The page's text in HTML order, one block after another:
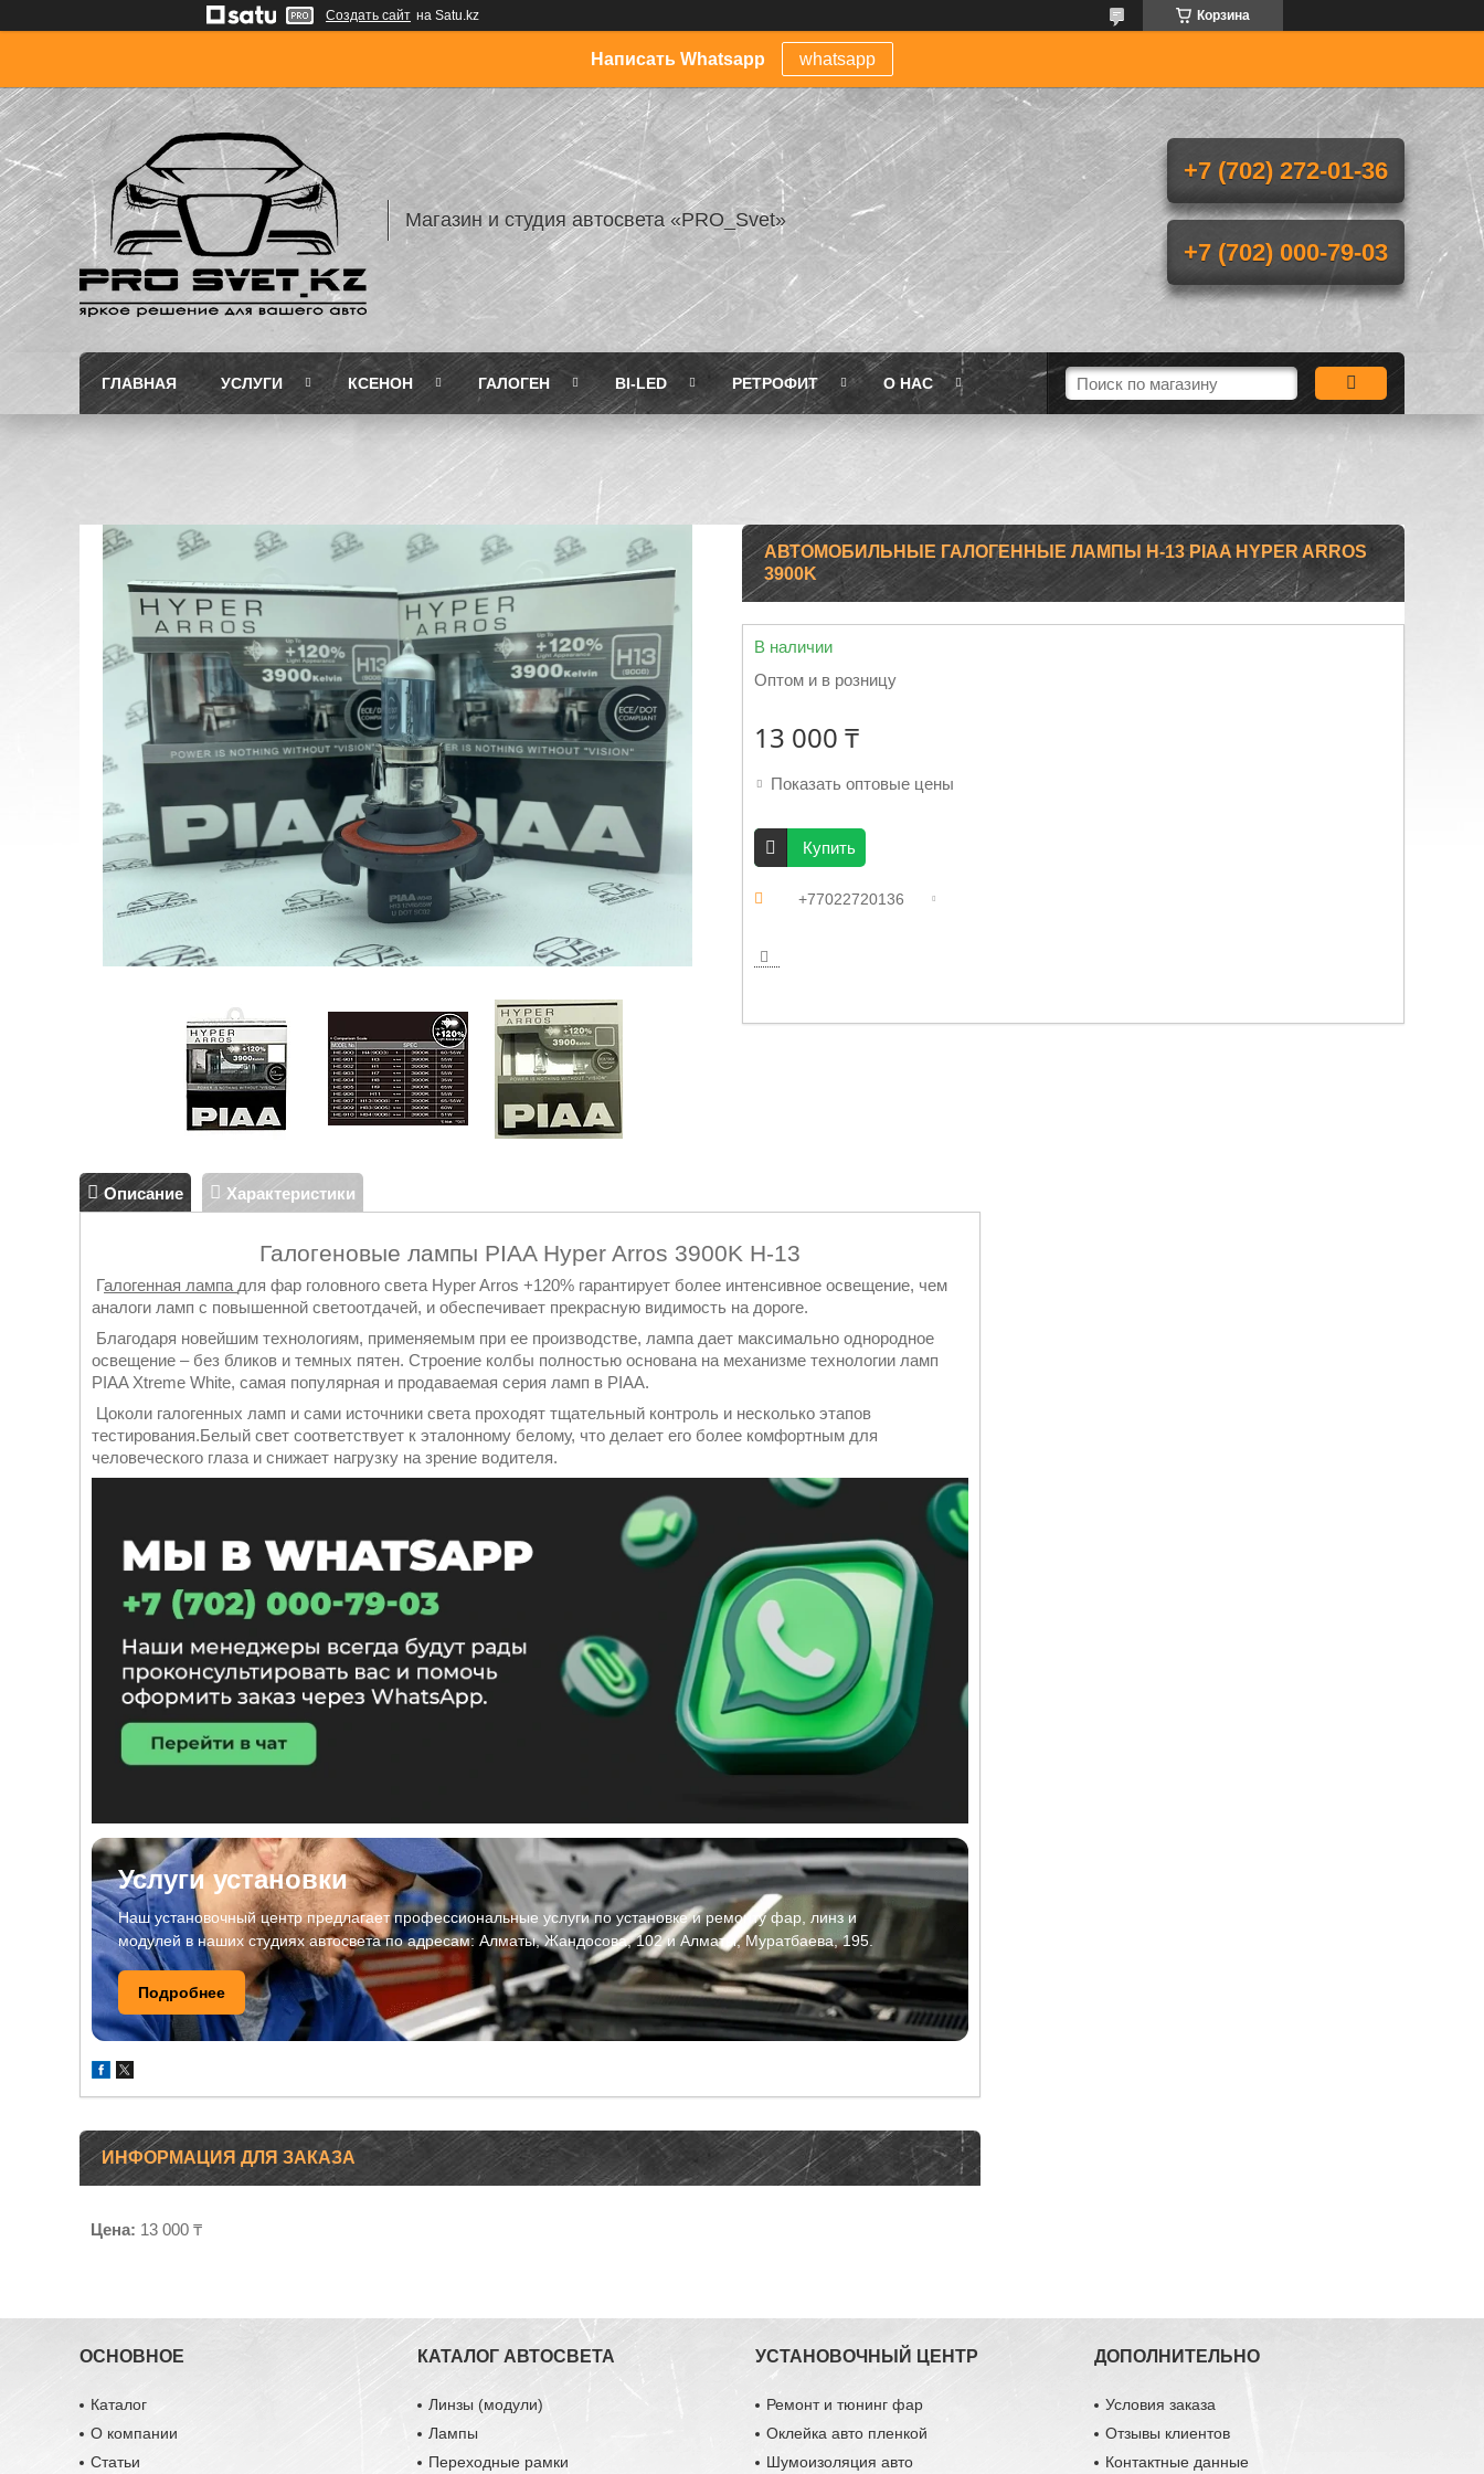
Создать сайт на Satu.kz Корзина
Написать Whatsapp whatsapp
Магазин и студия автосвета «PRO_Svet»
+7 (702) 272-01-36
+7 (702) 000-79-03
ГЛАВНАЯ УСЛУГИ КСЕНОН ГАЛОГЕН BI-LED РЕТРОФИТ О НАС
АВТОМОБИЛЬНЫЕ ГАЛОГЕННЫЕ ЛАМПЫ H-13 PIAA HYPER ARROS
3900K
В наличии
Оптом и в розницу
13 000 ₸
Показать оптовые цены
Купить
+77022720136
Описание Характеристики
Галогеновые лампы PIAA Hyper Arros 3900K Н-13
Галогенная лампа для фар головного света Hyper Arros +120% гарантирует более интенсивное освещение, чем
аналоги ламп с повышенной светоотдачей, и обеспечивает прекрасную видимость на дороге.
Благодаря новейшим технологиям, применяемым при ее производстве, лампа дает максимально однородное
освещение – без бликов и темных пятен. Строение колбы полностью основана на механизме технологии ламп
PIAA Xtreme White, самая популярная и продаваемая серия ламп в PIAA.
Цоколи галогенных ламп и сами источники света проходят тщательный контроль и несколько этапов
тестирования.Белый свет соответствует к эталонному белому, что делает его более комфортным для
человеческого глаза и снижает нагрузку на зрение водителя.
Услуги установки
Наш установочный центр предлагает профессиональные услуги по установке и ремонту фар, линз и
модулей в наших студиях автосвета по адресам: Алматы, Жандосова, 102 и Алматы, Муратбаева, 195.
Подробнее
ИНФОРМАЦИЯ ДЛЯ ЗАКАЗА
Цена: 13 000 ₸
ОСНОВНОЕ
Каталог
О компании
Статьи
КАТАЛОГ АВТОСВЕТА
Линзы (модули)
Лампы
Переходные рамки
УСТАНОВОЧНЫЙ ЦЕНТР
Ремонт и тюнинг фар
Оклейка авто пленкой
Шумоизоляция авто
ДОПОЛНИТЕЛЬНО
Условия заказа
Отзывы клиентов
Контактные данные